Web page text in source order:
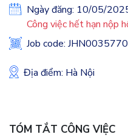
Ngày đăng: 10/05/
Công việc hết hạn nộp
Job code: JHN0035770
Địa điểm: Hà Nội
TÓM TẮT CÔNG VIỆC